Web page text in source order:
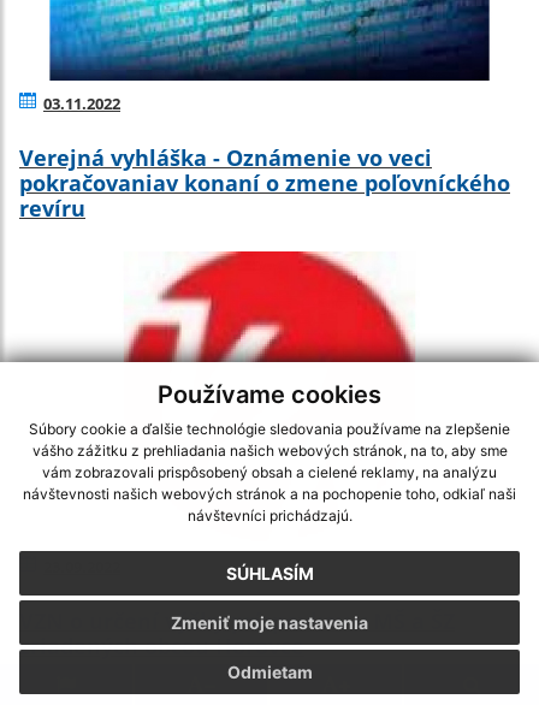
Používame cookies
Súbory cookie a ďalšie technológie sledovania používame na zlepšenie
vášho zážitku z prehliadania našich webových stránok, na to, aby sme
vám zobrazovali prispôsobený obsah a cielené reklamy, na analýzu
návštevnosti našich webových stránok a na pochopenie toho, odkiaľ naši
návštevníci prichádzajú.
SÚHLASÍM
Odmietam
Zmeniť moje nastavenia
03.11.2022
Verejná vyhláška - Oznámenie vo veci
pokračovaniav konaní o zmene poľovníckého
revíru
VZN o určení výšky príspevkov v MŠ a ŠZ
zriadených obcou Horovce